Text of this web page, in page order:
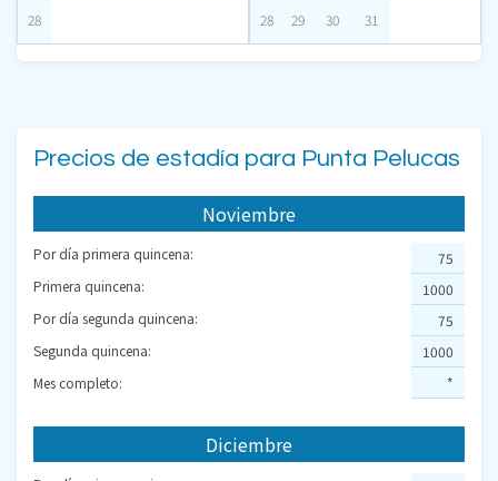
28 28 29 30 31
Precios de estadía para Punta Pelucas
Noviembre
Por día primera quincena:
Primera quincena:
Por día segunda quincena:
Segunda quincena:
Mes completo:
75
1000
75
1000
*
Diciembre